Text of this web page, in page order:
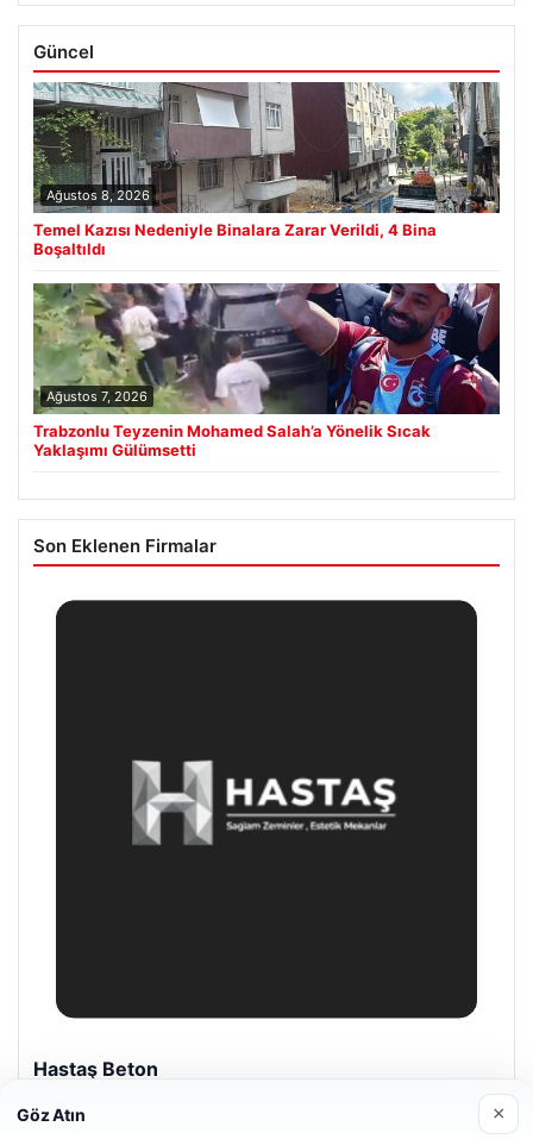
Güncel
Ağustos 8, 2026
Temel Kazısı Nedeniyle Binalara Zarar Verildi, 4 Bina
Boşaltıldı
Ağustos 7, 2026
Trabzonlu Teyzenin Mohamed Salah’a Yönelik Sıcak
Yaklaşımı Gülümsetti
Son Eklenen Firmalar
Prenses Night Club
Göz Atın ×